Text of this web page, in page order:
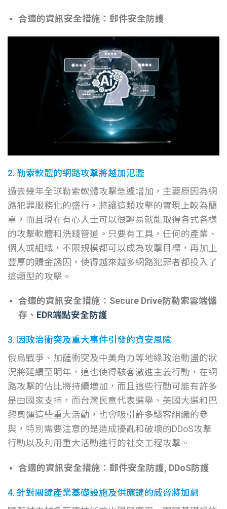
合適的資訊安全措施：郵件安全防護
2. 勒索軟體的網路攻擊將越加氾濫
過去幾年全球勒索軟體攻擊急遽增加，主要原因為網
路犯罪服務化的盛行，將讓這類攻擊的實現上較為簡
單，而且現在有心人士可以很輕易就能取得各式各樣
的攻擊軟體和洗錢管道。只要有工具，任何的產業、
個人或組織，不限規模都可以成為攻擊目標，再加上
豐厚的贖金誘因，使得越來越多網路犯罪者都投入了
這類型的攻擊。
合適的資訊安全措施：Secure Drive防勒索雲端儲
存、 EDR端點安全防護
3. 因政治衝突及重大事件引發的資安風險
俄烏戰爭、加薩衝突及中美角力等地緣政治動盪的狀
況將延續至明年，這也使得駭客激進主義行動，在網
路攻擊的佔比將持續增加，而且這些行動可能有許多
是由國家支持，而台灣民意代表選舉、美國大選和巴
黎奧運這些重大活動，也會吸引許多駭客組織的參
與，特別需要注意的是造成擾亂和破壞的DDoS攻擊
行動以及利用重大活動進行的社交工程攻擊。
合適的資訊安全措施：郵件安全防護, DDoS防護
4. 針對關鍵產業基礎設施及供應鏈的威脅將加劇